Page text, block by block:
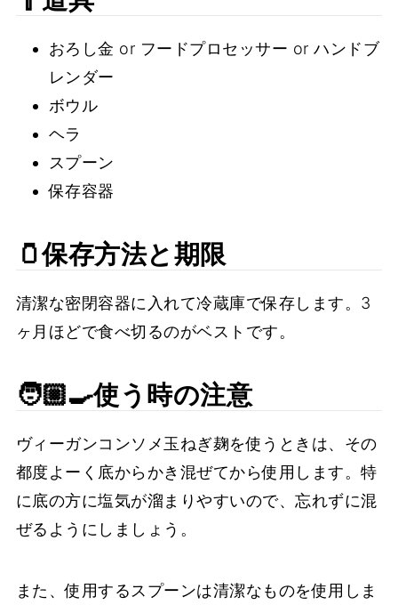
おろし金 or フードプロセッサー or ハンドブ
レンダー
ボウル
ヘラ
スプーン
保存容器
🫙保存方法と期限
清潔な密閉容器に入れて冷蔵庫で保存します。3
ヶ月ほどで食べ切るのがベストです。
🧑🏼‍🍳使う時の注意
ヴィーガンコンソメ玉ねぎ麹を使うときは、その
都度よーく底からかき混ぜてから使用します。特
に底の方に塩気が溜まりやすいので、忘れずに混
ぜるようにしましょう。
また、使用するスプーンは清潔なものを使用しま